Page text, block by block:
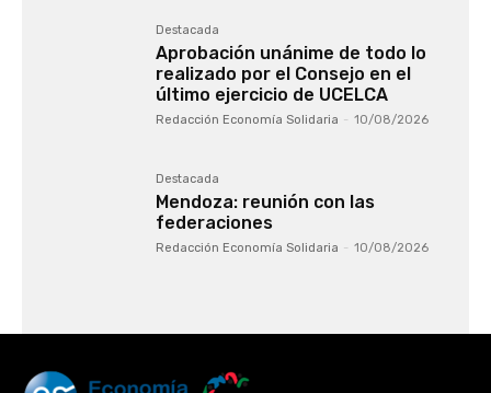
Destacada
Aprobación unánime de todo lo
realizado por el Consejo en el
último ejercicio de UCELCA
Redacción Economía Solidaria - 10/08/2026
Destacada
Mendoza: reunión con las
federaciones
Redacción Economía Solidaria - 10/08/2026